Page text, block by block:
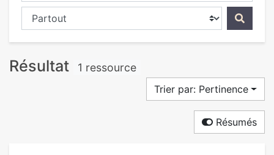
Chercher dans...
Résultat 1 ressource
Trier par: Pertinence
Résumés